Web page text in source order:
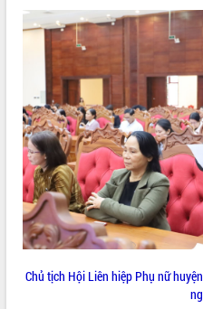
Bàn giải pháp tháo gỡ khó khăn trong
xuất khẩu sầu riêng và triển khai quy
định EUDR
Thứ trưởng Bộ Nông nghiệp và Môi
trường Nguyễn Hoàng Hiệp khảo sát
vùng trồng và doanh nghiệp đóng gói
sầu riêng tại Đắk Lắk
Trình diễn nghệ thuật chế biến các
món ăn từ sầu riêng
Đắk Lắk công bố Quy hoạch và xúc
tiến đầu tư tỉnh
Ngành cá ngừ Đắk Lắk chủ động thích
ứng để giữ vững thị trường xuất khẩu
Diễn đàn Kinh tế tư nhân Việt Nam đột
phá cơ chế - Hợp tác công tư
Chủ tịch Hội Liên hiệp Phụ nữ